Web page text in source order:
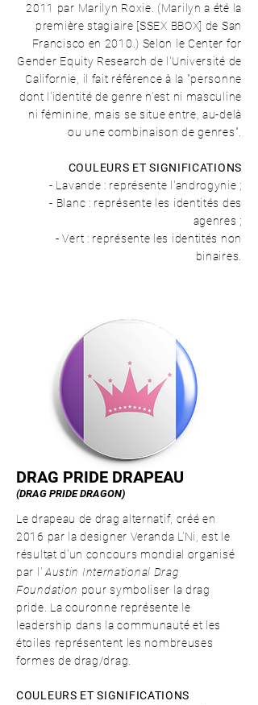
2011 par Marilyn Roxie. (Marilyn a été la
première stagiaire [SSEX BBOX] de San
Francisco en 2010.) Selon le Center for
Gender Equity Research de l'Université de
Californie, il fait référence à la "personne
dont l'identité de genre n'est ni masculine
ni féminine, mais se situe entre, au-delà
ou une combinaison de genres".
COULEURS ET SIGNIFICATIONS
- Lavande : représente l'androgynie ;
- Blanc : représente les identités des
agenres ;
- Vert : représente les identités non
binaires.
DRAG PRIDE DRAPEAU
(DRAG PRIDE DRAGON)
Le drapeau de drag alternatif, créé en
2016 par la designer Veranda L'Ni, est le
résultat d'un concours mondial organisé
par l' Austin International Drag
Foundation pour symboliser la drag
pride. La couronne représente le
leadership dans la communauté et les
étoiles représentent les nombreuses
formes de drag/drag.
COULEURS ET SIGNIFICATIONS